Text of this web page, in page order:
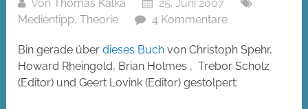
VonThomas Kalka
25. Juni 2007
Medientipp,Theorie 4 Kommentare
Bin gerade überdieses Buch von Christoph Spehr,
Howard Rheingold, Brian Holmes , Trebor Scholz
(Editor) und Geert Lovink (Editor) gestolpert: